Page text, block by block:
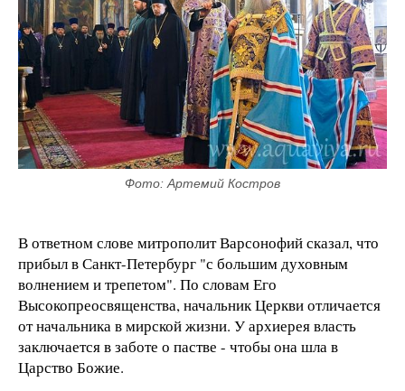
Фото: Артемий Костров
В ответном слове митрополит Варсонофий сказал, что
прибыл в Санкт-Петербург "с большим духовным
волнением и трепетом". По словам Его
Высокопреосвященства, начальник Церкви отличается
от начальника в мирской жизни. У архиерея власть
заключается в заботе о пастве - чтобы она шла в
Царство Божие.